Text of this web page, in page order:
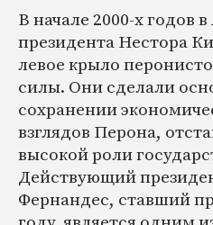
В начале 2000-х годов
президента Нестора
левое крыло
силы. Они сделали
сохранении
взглядов Перона,
высокой роли
Действующий
Фернандес, ставший